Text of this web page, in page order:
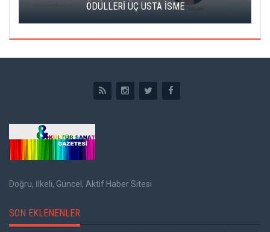
ÖDÜLLERİ ÜÇ USTA İSME
Doğru, İlkeli, Güncel, Aktif Haber Sitesi
SON EKLENENLER